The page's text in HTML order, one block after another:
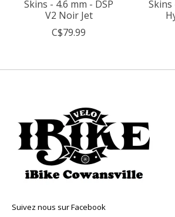
Skins - 4.6 mm - DSP
V2 Noir Jet
C$79.99
Skins
Suivez nous sur Facebook